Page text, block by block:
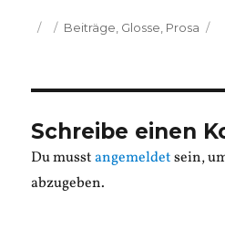
Veröffentlicht
Kategorien
Beiträge Glosse Prosa
Schreibe einen
Du musstangemeldetsein,
abzugeben.